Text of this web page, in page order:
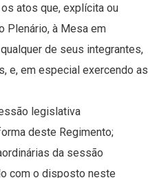
atos que, explícita ou
Plenário, à Mesa em
de seus integrantes,
e, em especial exercendo as
legislativa
deste Regimento;
da sessão
com o disposto neste